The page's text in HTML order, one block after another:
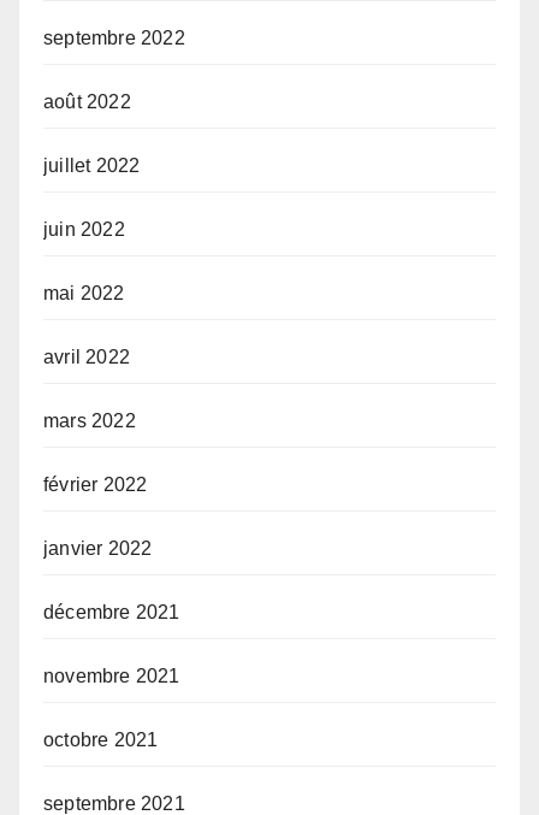
septembre 2022
août 2022
juillet 2022
juin 2022
mai 2022
avril 2022
mars 2022
février 2022
janvier 2022
décembre 2021
novembre 2021
octobre 2021
septembre 2021